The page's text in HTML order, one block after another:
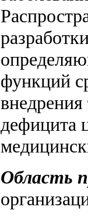
функций
дефицита
Область